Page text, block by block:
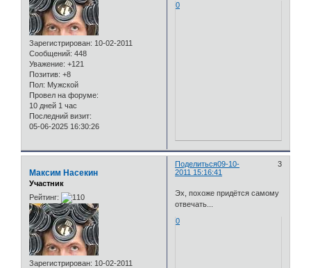
Зарегистрирован: 10-02-2011
Сообщений: 448
Уважение: +121
Позитив: +8
Пол: Мужской
Провел на форуме:
10 дней 1 час
Последний визит:
05-06-2025 16:30:26
0
Поделиться 3
09-10-
2011 15:16:41
Максим Насекин
Участник
Рейтинг:
Зарегистрирован: 10-02-2011
Эх, похоже придётся самому
отвечать...
0